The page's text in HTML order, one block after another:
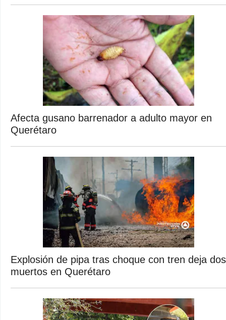
Afecta gusano barrenador a adulto mayor en
Querétaro
Explosión de pipa tras choque con tren deja dos
muertos en Querétaro